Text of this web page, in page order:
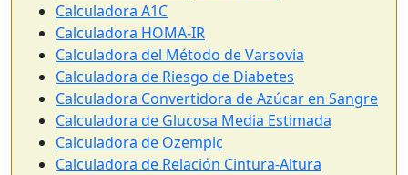
Calculadora A1C
Calculadora HOMA-IR
Calculadora del Método de Varsovia
Calculadora de Riesgo de Diabetes
Calculadora Convertidora de Azúcar en Sangre
Calculadora de Glucosa Media Estimada
Calculadora de Ozempic
Calculadora de Relación Cintura-Altura